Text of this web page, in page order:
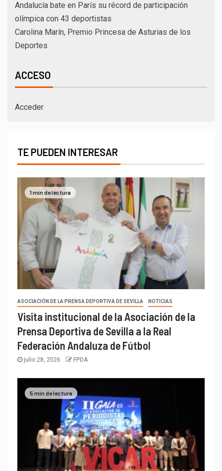
Andalucía bate en París su récord de participación
olímpica con 43 deportistas
Carolina Marín, Premio Princesa de Asturias de los
Deportes
ACCESO
Acceder
TE PUEDEN INTERESAR
1 min de lectura
ASOCIACIÓN DE LA PRENSA DEPORTIVA DE SEVILLA NOTICIAS
Visita institucional de la Asociación de la
Prensa Deportiva de Sevilla a la Real
Federación Andaluza de Fútbol
julio 28, 2026 FPDA
5 min de lectura